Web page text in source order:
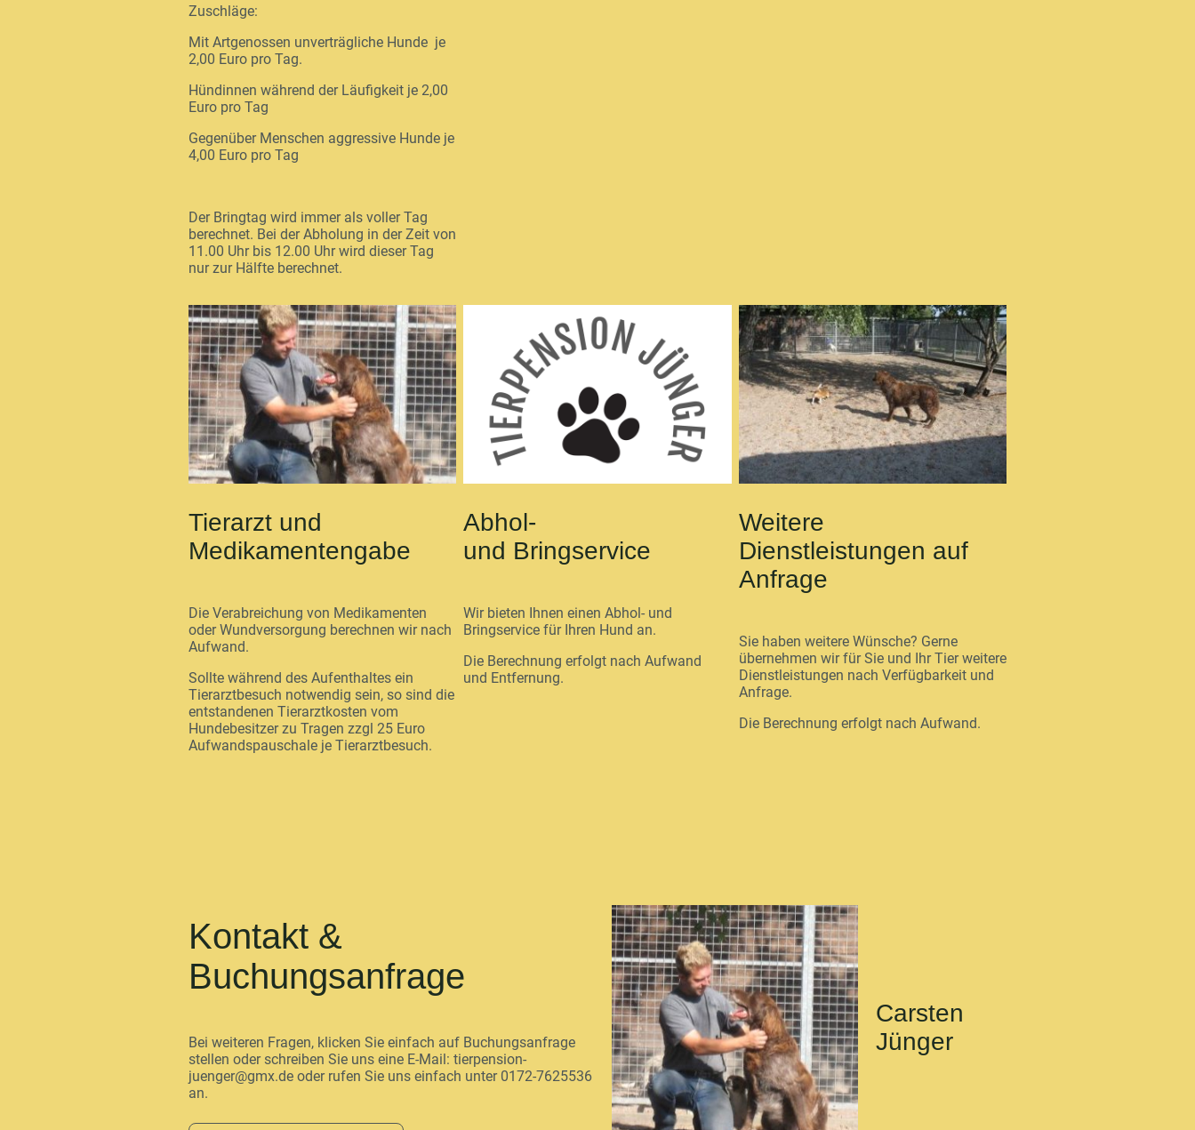
Zuschläge:
Mit Artgenossen unverträgliche Hunde je
2,00 Euro pro Tag.
Hündinnen während der Läufigkeit je 2,00
Euro pro Tag
Gegenüber Menschen aggressive Hunde je
4,00 Euro pro Tag
Der Bringtag wird immer als voller Tag
berechnet. Bei der Abholung in der Zeit von
11.00 Uhr bis 12.00 Uhr wird dieser Tag
nur zur Hälfte berechnet.
Tierarzt und
Medikamentengabe
Die Verabreichung von Medikamenten
oder Wundversorgung berechnen wir nach
Aufwand.
Sollte während des Aufenthaltes ein
Tierarztbesuch notwendig sein, so sind die
entstandenen Tierarztkosten vom
Hundebesitzer zu Tragen zzgl 25 Euro
Aufwandspauschale je Tierarztbesuch.
Abhol-
und Bringservice
Wir bieten Ihnen einen Abhol- und
Bringservice für Ihren Hund an.
Die Berechnung erfolgt nach Aufwand
und Entfernung.
Weitere
Dienstleistungen auf
Anfrage
Sie haben weitere Wünsche? Gerne
übernehmen wir für Sie und Ihr Tier weitere
Dienstleistungen nach Verfügbarkeit und
Anfrage.
Die Berechnung erfolgt nach Aufwand.
Kontakt &
Buchungsanfrage
Bei weiteren Fragen, klicken Sie einfach auf Buchungsanfrage
stellen oder schreiben Sie uns eine E-Mail: tierpension-
juenger@gmx.de oder rufen Sie uns einfach unter 0172-7625536
an.
Carsten
Jünger